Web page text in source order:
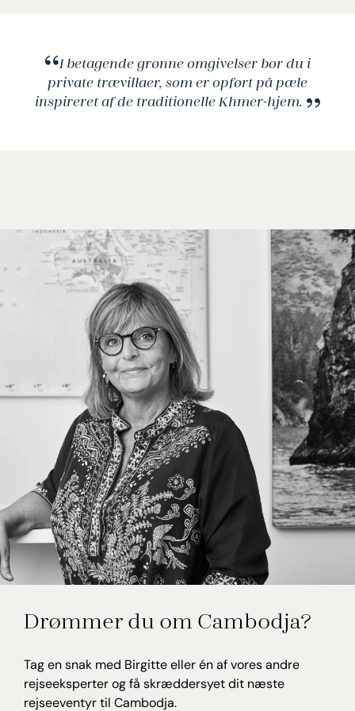
nyder du den formidable udsigt til solnedgangen,
drinks, cocktails og måske en god cigar!
På Zannier Hotels Phum Baitang finder du en
meter lang udendørs infinity pool.
Lufthavn: 8 km
Centrum: 4 km
I betagende grønne omgivelser bor du i
private trævillaer, som er opført på pæle
inspireret af de traditionelle Khmer-hjem.
Birgitte Willumsen
Drømmer du om Cambodja?
Tag en snak med Birgitte eller én af vores andre
rejseeksperter og få skræddersyet dit næste
rejseeventyr til Cambodja.